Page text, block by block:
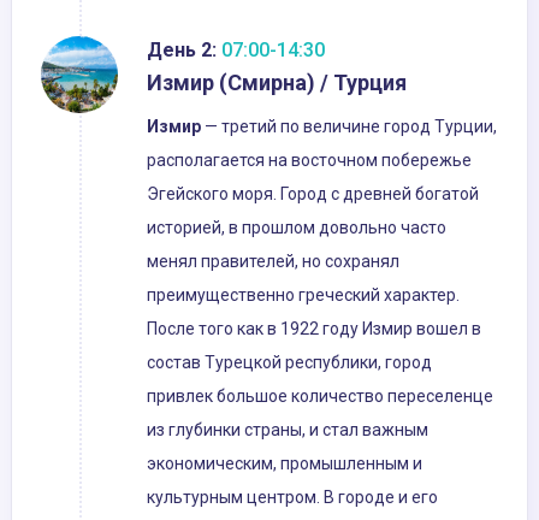
День 2: 07:00-14:30
Измир (Смирна) / Турция
Измир — третий по величине город Турции,
располагается на восточном побережье
Эгейского моря. Город с древней богатой
историей, в прошлом довольно часто
менял правителей, но сохранял
преимущественно греческий характер.
После того как в 1922 году Измир вошел в
состав Турецкой республики, город
привлек большое количество переселенце
из глубинки страны, и стал важным
экономическим, промышленным и
культурным центром. В городе и его